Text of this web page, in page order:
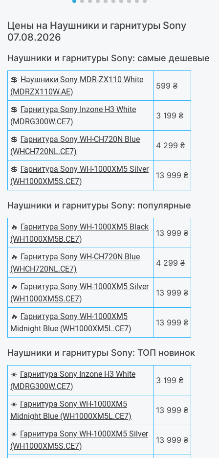
Цены на Наушники и гарнитуры Sony
07.08.2026
Наушники и гарнитуры Sony: самые дешевые
💲 Наушники Sony MDR-ZX110 White
(MDRZX110W.AE)
599 ₴
💲 Гарнитура Sony Inzone H3 White
(MDRG300W.CE7)
3 199 ₴
💲 Гарнитура Sony WH-CH720N Blue
(WHCH720NL.CE7)
4 299 ₴
💲 Гарнитура Sony WH-1000XM5 Silver
(WH1000XM5S.CE7)
13 999 ₴
Наушники и гарнитуры Sony: популярные
🔥 Гарнитура Sony WH-1000XM5 Black
(WH1000XM5B.CE7)
13 999 ₴
🔥 Гарнитура Sony WH-CH720N Blue
(WHCH720NL.CE7)
4 299 ₴
🔥 Гарнитура Sony WH-1000XM5 Silver
(WH1000XM5S.CE7)
13 999 ₴
🔥 Гарнитура Sony WH-1000XM5
Midnight Blue (WH1000XM5L.CE7)
13 999 ₴
Наушники и гарнитуры Sony: ТОП новинок
☀️ Гарнитура Sony Inzone H3 White
(MDRG300W.CE7)
3 199 ₴
☀️ Гарнитура Sony WH-1000XM5
Midnight Blue (WH1000XM5L.CE7)
13 999 ₴
☀️ Гарнитура Sony WH-1000XM5 Silver
(WH1000XM5S.CE7)
13 999 ₴